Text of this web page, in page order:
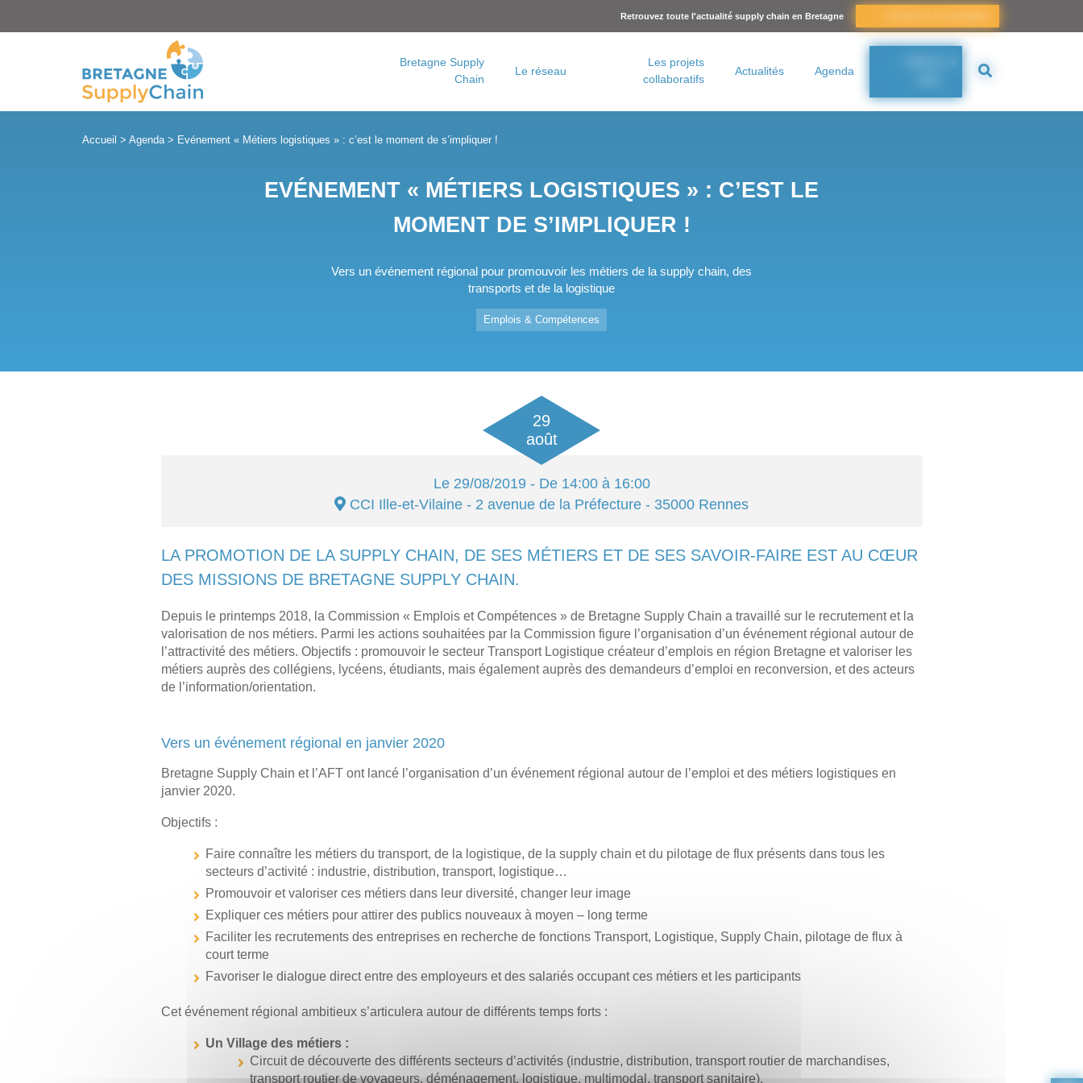
Retrouvez toute l'actualité supply chain en Bretagne
Bretagne Supply
Chain
Le réseau
Les projets
collaboratifs
Actualités Agenda
Accueil > Agenda> Evénement « Métiers logistiques » : c’est le moment de s’impliquer !
EVÉNEMENT « MÉTIERS LOGISTIQUES » : C’EST LE
MOMENT DE S’IMPLIQUER !
Vers un événement régional pour promouvoir les métiers de la supply chain, des
transports et de la logistique
Emplois & Compétences
29
août
Le 29/08/2019- De 14:00 à 16:00
CCI Ille-et-Vilaine - 2 avenue de la Préfecture - 35000 Rennes
LA PROMOTION DE LA SUPPLY CHAIN, DE SES MÉTIERS ET DE SES SAVOIR-FAIRE EST AU CŒUR
DES MISSIONS DE BRETAGNE SUPPLY CHAIN.
Depuis le printemps 2018, la Commission « Emplois et Compétences » de Bretagne Supply Chain a travaillé sur le recrutement et la
valorisation de nos métiers. Parmi les actions souhaitées par la Commission figure l’organisation d’un événement régional autour de
l’attractivité des métiers. Objectifs : promouvoir le secteur Transport Logistique créateur d’emplois en région Bretagne et valoriser les
métiers auprès des collégiens, lycéens, étudiants, mais également auprès des demandeurs d’emploi en reconversion, et des acteurs
de l’information/orientation.
Vers un événement régional en janvier 2020
Bretagne Supply Chain et l’AFT ont lancé l’organisation d’un événement régional autour de l’emploi et des métiers logistiques en
janvier 2020.
Objectifs :
Faire connaître les métiers du transport, de la logistique, de la supply chain et du pilotage de flux présents dans tous les
secteurs d’activité : industrie, distribution, transport, logistique…
Promouvoir et valoriser ces métiers dans leur diversité, changer leur image
Expliquer ces métiers pour attirer des publics nouveaux à moyen – long terme
Faciliter les recrutements des entreprises en recherche de fonctions Transport, Logistique, Supply Chain, pilotage de flux à
court terme
Favoriser le dialogue direct entre des employeurs et des salariés occupant ces métiers et les participants
Cet événement régional ambitieux s’articulera autour de différents temps forts :
Un Village des métiers :
Circuit de découverte des différents secteurs d’activités (industrie, distribution, transport routier de marchandises,
transport routier de voyageurs, déménagement, logistique, multimodal, transport sanitaire).